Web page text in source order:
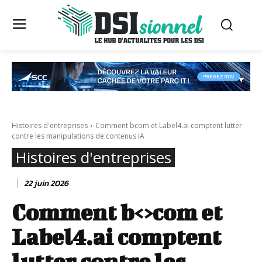
Histoires d'entreprises
Comment bcom et Label4.ai comptent lutter
contre les manipulations de contenus IA
Histoires d'entreprises
22 juin 2026
Comment b<>com et
Label4.ai comptent